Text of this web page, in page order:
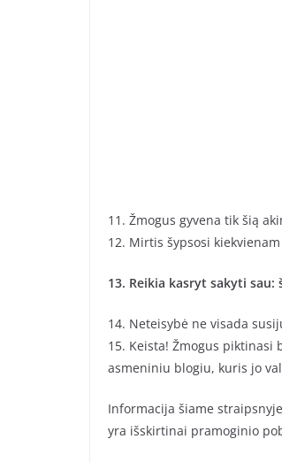
11. Žmogus gyvena tik šią
12. Mirtis šypsosi
13. Reikia kasryt sakyti
14. Neteisybė ne visada
15. Keista! Žmogus piktinasi
asmeniniu blogiu, kuris jo
Informacija šiame
yra išskirtinai pramoginio